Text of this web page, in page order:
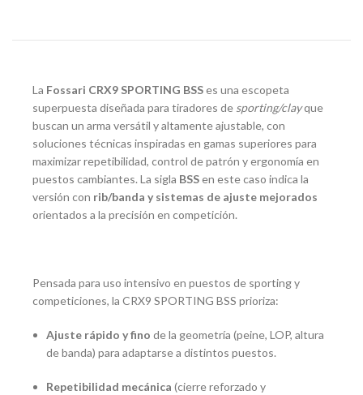
La Fossari CRX9 SPORTING BSSes una escopeta
superpuesta diseñada para tiradores de sporting/clayque
buscan un arma versátil y altamente ajustable, con
soluciones técnicas inspiradas en gamas superiores para
maximizar repetibilidad, control de patrón y ergonomía en
puestos cambiantes. La sigla BSSen este caso indica la
versión con rib/banda y sistemas de ajuste mejorados
orientados a la precisión en competición.
Pensada para uso intensivo en puestos de sporting y
competiciones, la CRX9 SPORTING BSS prioriza:
Ajuste rápido y fino de la geometría (peine, LOP, altura
de banda) para adaptarse a distintos puestos.
Repetibilidad mecánica (cierre reforzado y